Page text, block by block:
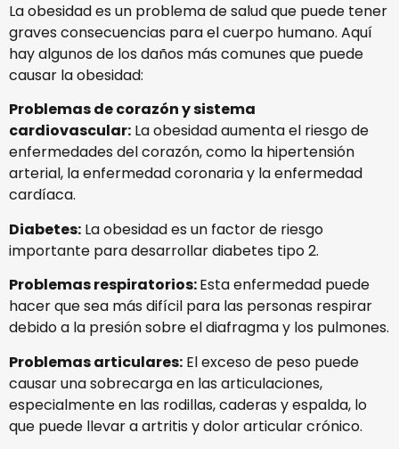
La obesidad es un problema de salud que puede tener
graves consecuencias para el cuerpo humano. Aquí
hay algunos de los daños más comunes que puede
causar la obesidad:
Problemas de corazón y sistema
cardiovascular: La obesidad aumenta el riesgo de
enfermedades del corazón, como la hipertensión
arterial, la enfermedad coronaria y la enfermedad
cardíaca.
Diabetes: La obesidad es un factor de riesgo
importante para desarrollar diabetes tipo 2.
Problemas respiratorios:Esta enfermedad puede
hacer que sea más difícil para las personas respirar
debido a la presión sobre el diafragma y los pulmones.
Problemas articulares: El exceso de peso puede
causar una sobrecarga en las articulaciones,
especialmente en las rodillas, caderas y espalda, lo
que puede llevar a artritis y dolor articular crónico.